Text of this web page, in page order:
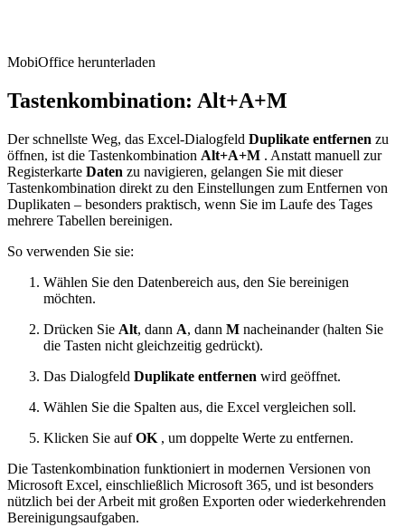
MobiOffice herunterladen
Tastenkombination: Alt+A+M
Der schnellste Weg, das Excel-Dialogfeld Duplikate entfernen zu
öffnen, ist die Tastenkombination Alt+A+M . Anstatt manuell zur
Registerkarte Daten zu navigieren, gelangen Sie mit dieser
Tastenkombination direkt zu den Einstellungen zum Entfernen von
Duplikaten – besonders praktisch, wenn Sie im Laufe des Tages
mehrere Tabellen bereinigen.
So verwenden Sie sie:
Wählen Sie den Datenbereich aus, den Sie bereinigen
möchten.
Drücken Sie Alt, dann A, dann M nacheinander (halten Sie
die Tasten nicht gleichzeitig gedrückt).
Das Dialogfeld Duplikate entfernen wird geöffnet.
Wählen Sie die Spalten aus, die Excel vergleichen soll.
Klicken Sie aufOK , um doppelte Werte zu entfernen.
Die Tastenkombination funktioniert in modernen Versionen von
Microsoft Excel, einschließlich Microsoft 365, und ist besonders
nützlich bei der Arbeit mit großen Exporten oder wiederkehrenden
Bereinigungsaufgaben.